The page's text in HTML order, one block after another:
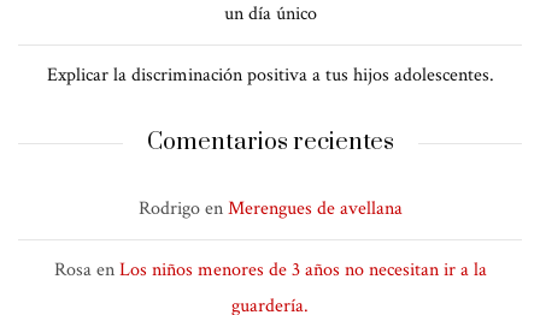
un día único
Explicar la discriminación positiva a tus hijos adolescentes.
Comentarios recientes
RodrigoenMerengues de avellana
RosaenLos niños menores de 3 años no necesitan ir a la
guardería.